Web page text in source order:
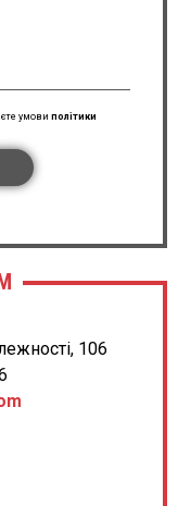
умови політики
106